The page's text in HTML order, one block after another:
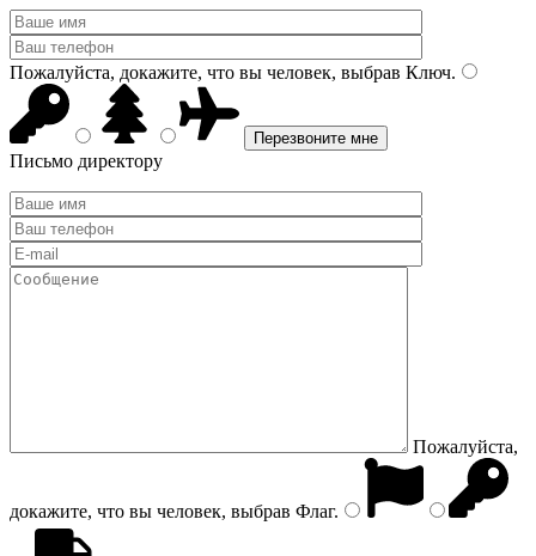
Пожалуйста, докажите, что вы человек, выбрав Ключ.
Письмо директору
Пожалуйста,
докажите, что вы человек, выбрав Флаг.